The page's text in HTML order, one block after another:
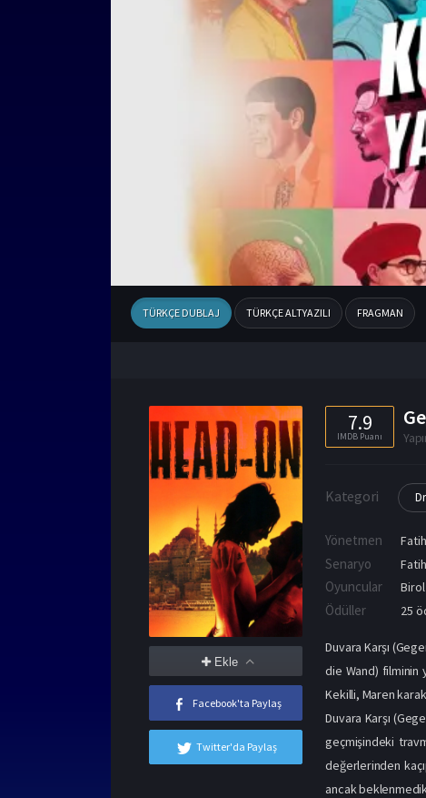
TÜRKÇE DUBLAJ TÜRKÇE ALTYAZILI FRAGMAN
Ekle
Facebook'ta Paylaş
Twitter'da Paylaş
7.9
IMDB Puanı
Kategori
Yönetmen
Senaryo
Oyuncular
Ödüller 25
Duvara Karşı
die Wand) filminin
Kekilli, Maren
Duvara Karşı
geçmişindeki
değerlerinden
ancak